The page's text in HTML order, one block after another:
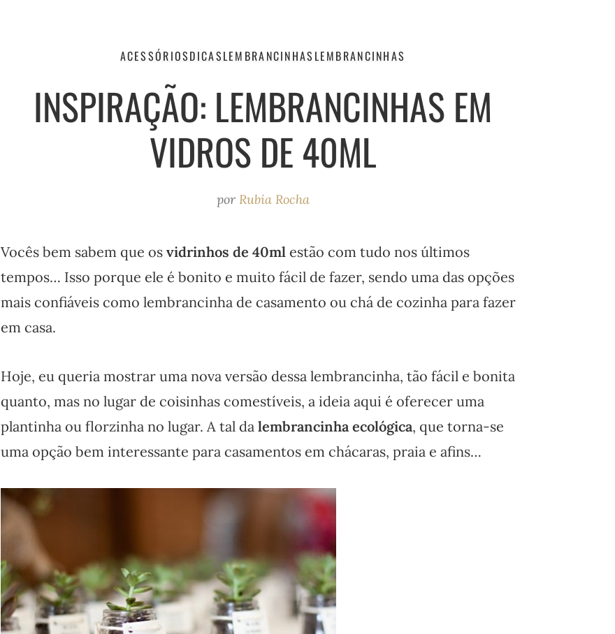
ACESSÓRIOSDICASLEMBRANCINHASLEMBRANCINHAS
INSPIRAÇÃO: LEMBRANCINHAS EM
VIDROS DE 40ML
por Rubia Rocha
Vocês bem sabem que os vidrinhos de 40ml estão com tudo nos últimos
tempos… Isso porque ele é bonito e muito fácil de fazer, sendo uma das opções
mais confiáveis como lembrancinha de casamento ou chá de cozinha para fazer
em casa.
Hoje, eu queria mostrar uma nova versão dessa lembrancinha, tão fácil e bonita
quanto, mas no lugar de coisinhas comestíveis, a ideia aqui é oferecer uma
plantinha ou florzinha no lugar. A tal da lembrancinha ecológica, que torna-se
uma opção bem interessante para casamentos em chácaras, praia e afins…